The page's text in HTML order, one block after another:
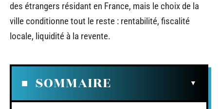
des étrangers résidant en France, mais le choix de la
ville conditionne tout le reste : rentabilité, fiscalité
locale, liquidité à la revente.
SOMMAIRE